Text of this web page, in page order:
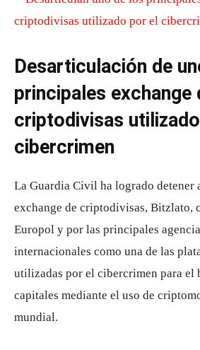
Desarticulación de
principales exchange
criptodivisas
cibercrimen
La Guardia Civil ha logrado detener
exchange de criptodivisas, Bitzlato,
Europol y por las principales
internacionales como una de las
utilizadas por el cibercrimen para el
capitales mediante el uso de
mundial.